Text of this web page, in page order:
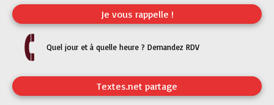
Je vous rappelle !
Quel jour et à quelle heure ? Demandez RDV
Textes.net partage